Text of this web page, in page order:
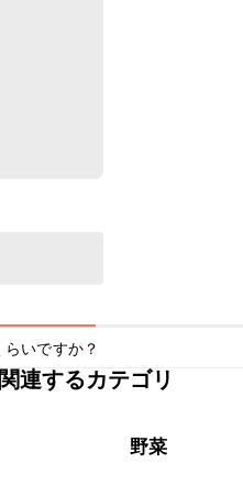
いですか？
で当日中が目安です。なるべく
す。
連するカテゴリ
野菜